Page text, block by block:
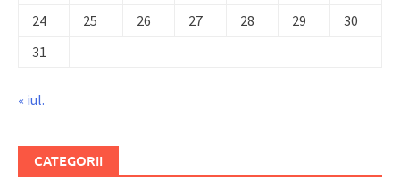
24
25 26 27 28 29
30
31
« iul.
CATEGORII